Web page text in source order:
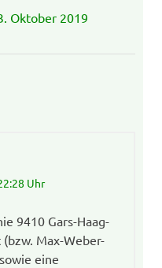
Oktober 2019
Uhr
9410 Gars-Haag-
Max-Weber-
eine